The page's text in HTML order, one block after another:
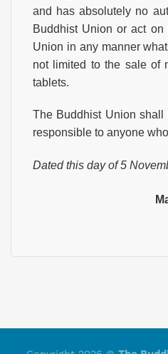
and has absolutely no
Buddhist Union or act
Union in any manner
not limited to the sale of
tablets.
The Buddhist Union
responsible to anyone
Dated this day of 5